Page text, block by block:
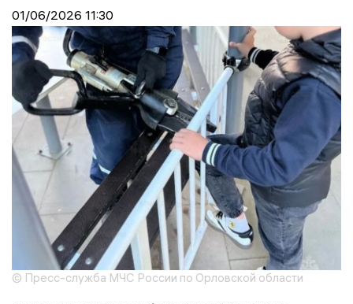
01/06/2026 11:30
© Пресс-служба МЧС России по Орловской области